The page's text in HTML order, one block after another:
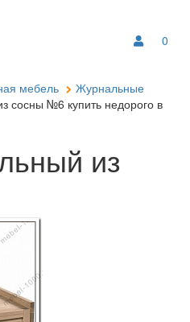
0
мебель
Журнальные
сосны №6 купить недорого в
из